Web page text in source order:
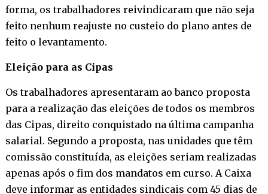
forma, os trabalhadores reivindicaram que não seja
feito nenhum reajuste no custeio do plano antes de
feito o levantamento.
Eleição para as Cipas
Os trabalhadores apresentaram ao banco proposta
para a realização das eleições de todos os membros
das Cipas, direito conquistado na última campanha
salarial. Segundo a proposta, nas unidades que têm
comissão constituída, as eleições seriam realizadas
apenas após o fim dos mandatos em curso. A Caixa
deve informar as entidades sindicais com 45 dias de